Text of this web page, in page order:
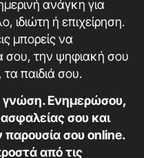
ανάγκη για
ιδιώτη ή επιχείρηση.
μπορείς να
σου, την ψηφιακή σου
παιδιά σου.
γνώση. Ενημερώσου,
σου και
παρουσία σου online.
από τις